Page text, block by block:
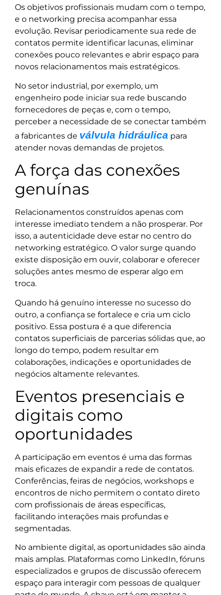
Os objetivos profissionais mudam com o tempo,
e o networking precisa acompanhar essa
evolução. Revisar periodicamente sua rede de
contatos permite identificar lacunas, eliminar
conexões pouco relevantes e abrir espaço para
novos relacionamentos mais estratégicos.
No setor industrial, por exemplo, um
engenheiro pode iniciar sua rede buscando
fornecedores de peças e, com o tempo,
perceber a necessidade de se conectar também
a fabricantes de válvula hidráulica para
atender novas demandas de projetos.
A força das conexões
genuínas
Relacionamentos construídos apenas com
interesse imediato tendem a não prosperar. Por
isso, a autenticidade deve estar no centro do
networking estratégico. O valor surge quando
existe disposição em ouvir, colaborar e oferecer
soluções antes mesmo de esperar algo em
troca.
Quando há genuíno interesse no sucesso do
outro, a confiança se fortalece e cria um ciclo
positivo. Essa postura é a que diferencia
contatos superficiais de parcerias sólidas que, ao
longo do tempo, podem resultar em
colaborações, indicações e oportunidades de
negócios altamente relevantes.
Eventos presenciais e
digitais como
oportunidades
A participação em eventos é uma das formas
mais eficazes de expandir a rede de contatos.
Conferências, feiras de negócios, workshops e
encontros de nicho permitem o contato direto
com profissionais de áreas específicas,
facilitando interações mais profundas e
segmentadas.
No ambiente digital, as oportunidades são ainda
mais amplas. Plataformas como LinkedIn, fóruns
especializados e grupos de discussão oferecem
espaço para interagir com pessoas de qualquer